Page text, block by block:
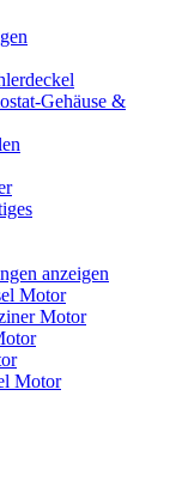
Gehäuse &
anzeigen
Motor
Motor
Motor